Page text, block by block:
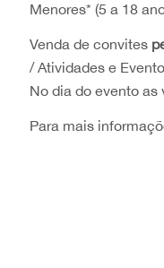
Menores* (5 a 18
Venda de convites
/ Atividades e
No dia do evento as
Para mais